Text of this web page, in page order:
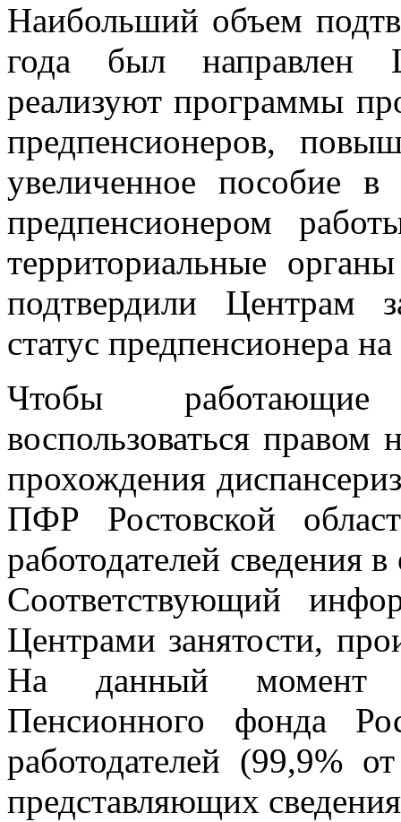
Наибольший объем
года был направлен
реализуют программы
предпенсионеров,
увеличенное пособие
предпенсионером
территориальные
подтвердили Центрам
статус предпенсионера
Чтобы работающие
воспользоваться
прохождения
ПФР Ростовской
работодателей сведения
Соответствующий
Центрами занятости,
На данный момент
Пенсионного фонда
работодателей (99,9%
представляющих